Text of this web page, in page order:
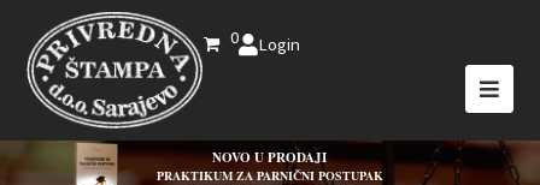
0 Login
NOVO U PRODAJI
PRAKTIKUM ZA PARNIČNI POSTUPAK